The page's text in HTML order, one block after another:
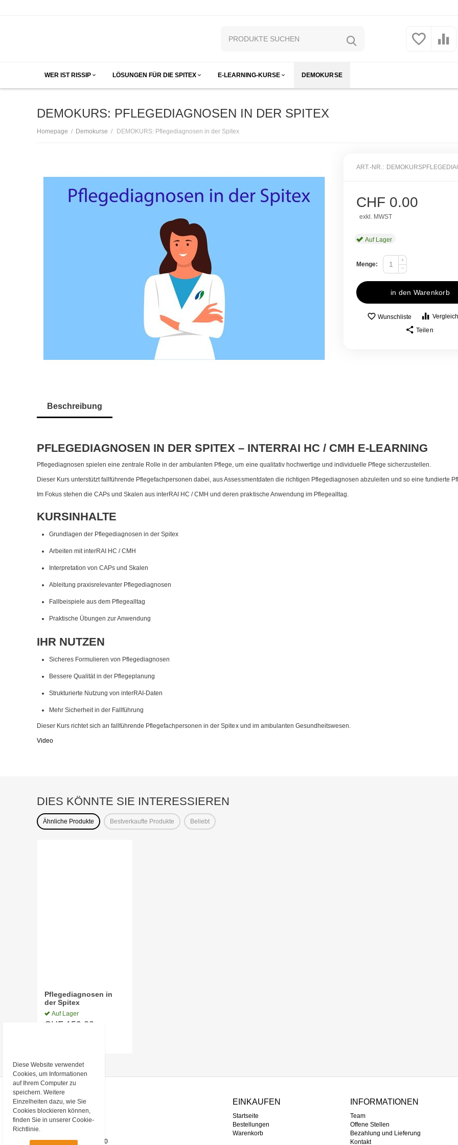
WER IST RISSIP LÖSUNGEN FÜR DIE SPITEX E-LEARNING-KURSE DEMOKURSE
DEMOKURS: PFLEGEDIAGNOSEN IN DER SPITEX
Homepage / Demokurse / DEMOKURS: Pflegediagnosen in der Spitex
ART.-NR.:
CHF 0.00
exkl. MWST
Auf Lager
Menge:
+
−
in den Warenkorb
Wunschliste
Teilen
Beschreibung
PFLEGEDIAGNOSEN IN DER SPITEX – INTERRAI HC / CMH E-LEARNING
Pflegediagnosen spielen eine zentrale Rolle in der ambulanten Pflege, um eine qualitativ hochwertige und individuelle Pflege sicherzustellen.
Dieser Kurs unterstützt fallführende Pflegefachpersonen dabei, aus Assessmentdaten die richtigen Pflegediagnosen abzuleiten und so eine fundierte
Im Fokus stehen die CAPs und Skalen aus interRAI HC / CMH und deren praktische Anwendung im Pflegealltag.
KURSINHALTE
Grundlagen der Pflegediagnosen in der Spitex
Arbeiten mit interRAI HC / CMH
Interpretation von CAPs und Skalen
Ableitung praxisrelevanter Pflegediagnosen
Fallbeispiele aus dem Pflegealltag
Praktische Übungen zur Anwendung
IHR NUTZEN
Sicheres Formulieren von Pflegediagnosen
Bessere Qualität in der Pflegeplanung
Strukturierte Nutzung von interRAI-Daten
Mehr Sicherheit in der Fallführung
Dieser Kurs richtet sich an fallführende Pflegefachpersonen in der Spitex und im ambulanten Gesundheitswesen.
Video
DIES KÖNNTE SIE INTERESSIEREN
Ähnliche Produkte Bestverkaufte Produkte Beliebt
Pflegediagnosen in
der Spitex
Auf Lager
CHF 159.00
KONTAKT
rissip GmbH
Baarerstrasse 10
6300 Zug
Telefon+41 43 377 67 00
EINKAUFEN
Startseite
Bestellungen
Warenkorb
INFORMATIONEN
Team
Offene Stellen
Bezahlung und Lieferung
Kontakt
Diese Website verwendet
Cookies, um Informationen
auf Ihrem Computer zu
speichern. Weitere
Einzelheiten dazu, wie Sie
Cookies blockieren können,
finden Sie in unserer Cookie-
Richtlinie.